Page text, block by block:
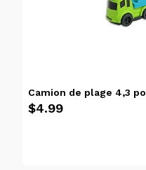
Camion de plage 4,3 po
$4.99